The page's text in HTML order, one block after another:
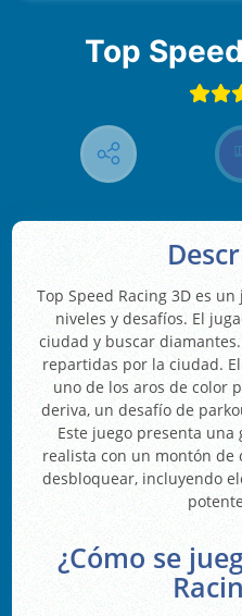
Top
Top Speed Racing 3D es
niveles y desafíos. El
ciudad y buscar
repartidas por la ciudad.
uno de los aros de color
deriva, un desafío de
Este juego presenta
realista con un montón de
desbloquear, incluyendo
¿Cómo se